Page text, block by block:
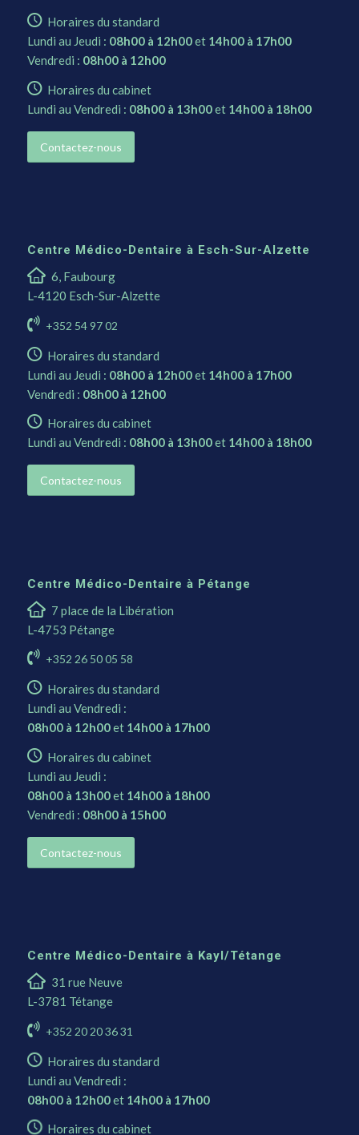
Horaires du standard
Lundi au Jeudi : 08h00 à 12h00et 14h00 à 17h00
Vendredi : 08h00 à 12h00
Horaires du cabinet
Lundi au Vendredi : 08h00 à 13h00et 14h00 à 18h00
Contactez-nous
Centre Médico-Dentaire à Esch-Sur-Alzette
6, Faubourg
L-4120 Esch-Sur-Alzette
+352 54 97 02
Horaires du standard
Lundi au Jeudi : 08h00 à 12h00et 14h00 à 17h00
Vendredi : 08h00 à 12h00
Horaires du cabinet
Lundi au Vendredi : 08h00 à 13h00et 14h00 à 18h00
Contactez-nous
Centre Médico-Dentaire à Pétange
7 place de la Libération
L-4753 Pétange
+352 26 50 05 58
Horaires du standard
Lundi au Vendredi :
08h00 à 12h00et 14h00 à 17h00
Horaires du cabinet
Lundi au Jeudi :
08h00 à 13h00et 14h00 à 18h00
Vendredi : 08h00 à 15h00
Contactez-nous
Centre Médico-Dentaire à Kayl/Tétange
31 rue Neuve
L-3781 Tétange
+352 20 20 36 31
Horaires du standard
Lundi au Vendredi :
08h00 à 12h00et 14h00 à 17h00
Horaires du cabinet